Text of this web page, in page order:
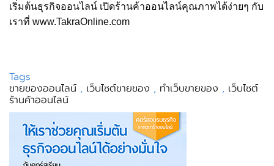
เริ่มต้นธุรกิจออนไลน์ เปิดร้านค้าออนไลน์คุณภาพได้ง่ายๆ กับ
เราที่ www.TakraOnline.com
Tags
ขายของออนไลน์ , เว็บไซต์ขายของ , ทำเว็บขายของ , เว็บไซต์
ร้านค้าออนไลน์